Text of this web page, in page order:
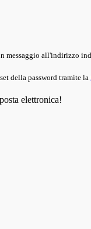
messaggio all'indirizzo
della password tramite la
elettronica!